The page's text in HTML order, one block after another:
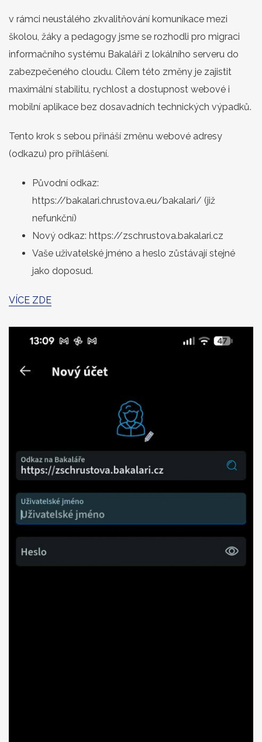
v rámci neustálého zkvalitňování komunikace mezi
školou, žáky a pedagogy jsme se rozhodli pro migraci
informačního systému Bakaláři z lokálního serveru do
zabezpečeného cloudu. Cílem této změny je zajistit
maximální stabilitu, rychlost a dostupnost webové i
mobilní aplikace bez dosavadních technických výpadků.
Tento krok s sebou přináší změnu webové adresy
(odkazu) pro přihlášení.
Původní odkaz:
https://bakalari.chrustova.eu/bakalari/ (již
nefunkční)
Nový odkaz: https://zschrustova.bakalari.cz
Vaše uživatelské jméno a heslo zůstávají stejné
jako doposud.
VÍCE ZDE